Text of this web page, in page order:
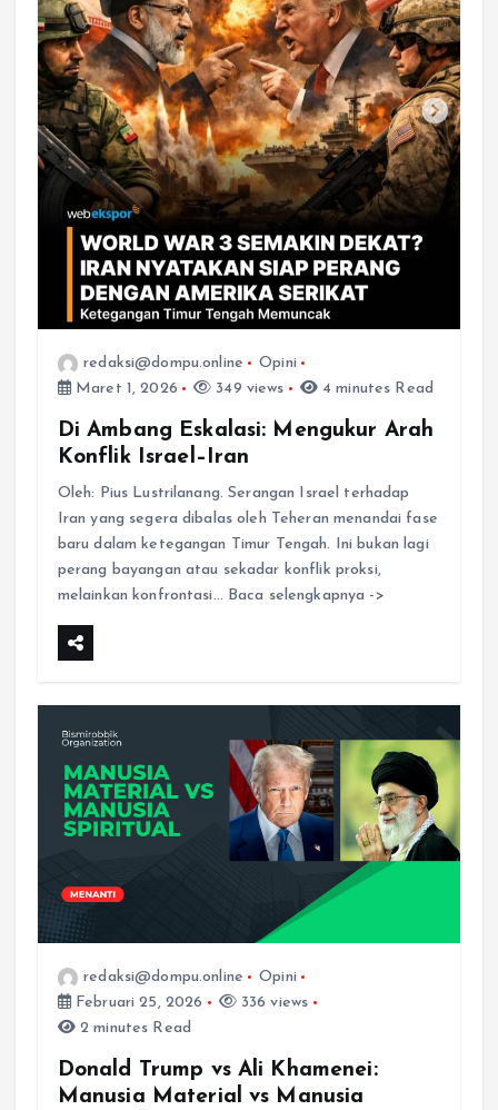
redaksi@dompu.online
Opini
Maret 1, 2026
349 views 4 minutes Read
Di Ambang Eskalasi: Mengukur Arah
Konflik Israel–Iran
Oleh: Pius Lustrilanang. Serangan Israel terhadap
Iran yang segera dibalas oleh Teheran menandai fase
baru dalam ketegangan Timur Tengah. Ini bukan lagi
perang bayangan atau sekadar konflik proksi,
melainkan konfrontasi… Baca selengkapnya ->
redaksi@dompu.online
Opini
Februari 25, 2026
336 views
2 minutes Read
Donald Trump vs Ali Khamenei:
Manusia Material vs Manusia